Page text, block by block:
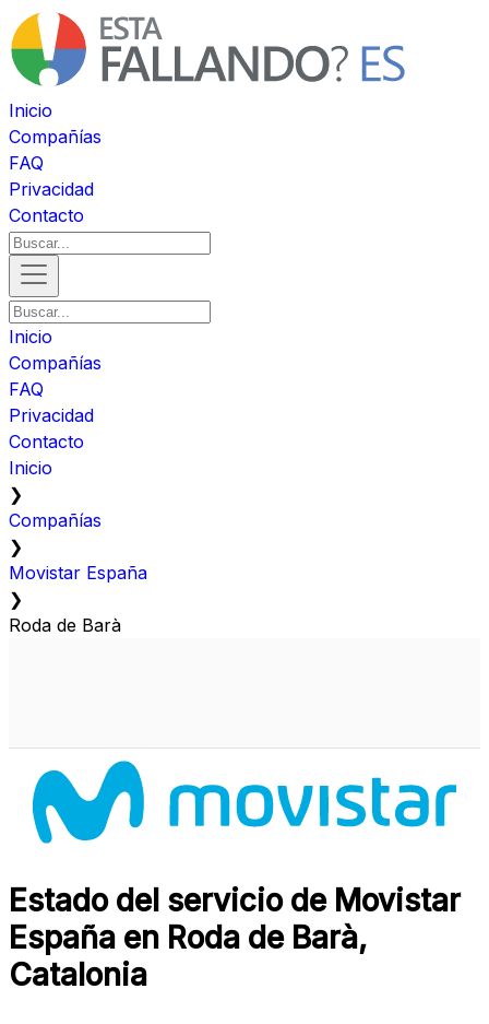
Inicio
Compañías
FAQ
Privacidad
Contacto
Inicio
Compañías
FAQ
Privacidad
Contacto
Inicio
❯
Compañías
❯
Movistar España
❯
Roda de Barà
Estado del servicio de Movistar
España en Roda de Barà,
Catalonia